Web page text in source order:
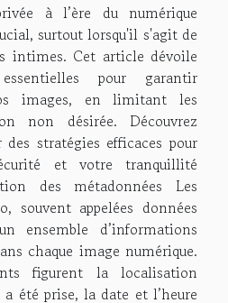
à l’ère du numérique
surtout lorsqu'il s'agit de
intimes. Cet article dévoile
pour garantir
images, en limitant les
non désirée. Découvrez
stratégies efficaces pour
et votre tranquillité
des métadonnées Les
souvent appelées données
ensemble d’informations
chaque image numérique.
figurent la localisation
été prise, la date et l’heure